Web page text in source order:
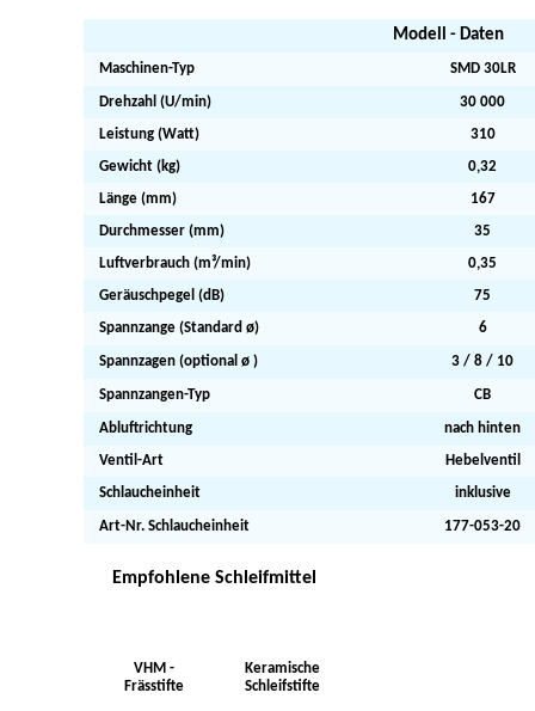
Modell - Daten
Maschinen-Typ SMD 30LR
Drehzahl (U/min) 30 000
Leistung (Watt) 310
Gewicht (kg) 0,32
Länge (mm) 167
Durchmesser (mm) 35
Luftverbrauch (m³/min) 0,35
Geräuschpegel (dB) 75
Spannzange (Standard ø) 6
Spannzagen (optional ø ) 3 / 8 / 10
Spannzangen-Typ CB
Abluftrichtung nach hinten
Ventil-Art Hebelventil
Schlaucheinheit inklusive
Art-Nr. Schlaucheinheit 177-053-20
Empfohlene Schleifmittel
VHM -
Frässtifte
Keramische
Schleifstifte